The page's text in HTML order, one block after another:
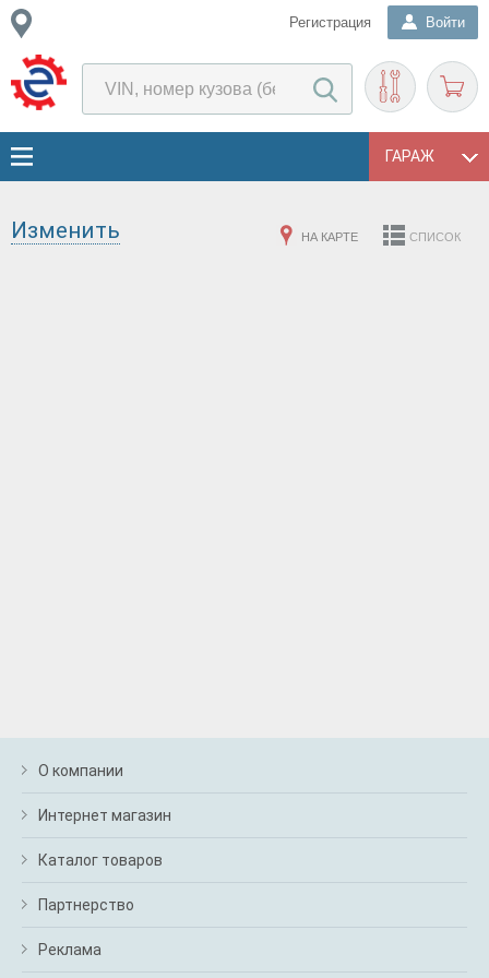
Регистрация Войти
ГАРАЖ
НА КАРТЕ СПИСОК
Изменить
О компании
Интернет магазин
Каталог товаров
Партнерство
Реклама